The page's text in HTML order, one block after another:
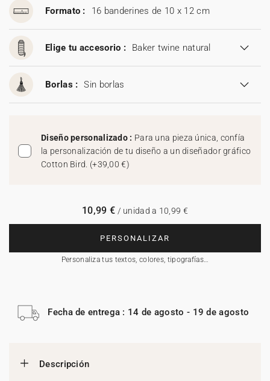
Formato : 16 banderines de 10 x 12 cm
Elige tu accesorio : Baker twine natural
Borlas : Sin borlas
Diseño personalizado : Para una pieza única, confía
la personalización de tu diseño a un diseñador gráfico
Cotton Bird. (+39,00 €)
PERSONALIZAR
Personaliza tus textos, colores, tipografías…
10,99 € / unidad a 10,99 €
Fecha de entrega : 14 de agosto - 19 de agosto
Descripción